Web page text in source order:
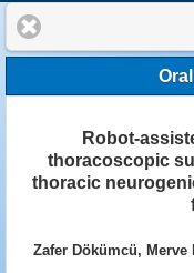
Robot-
thoracoscopic
thoracic
Zafer Dökümcü, Merve